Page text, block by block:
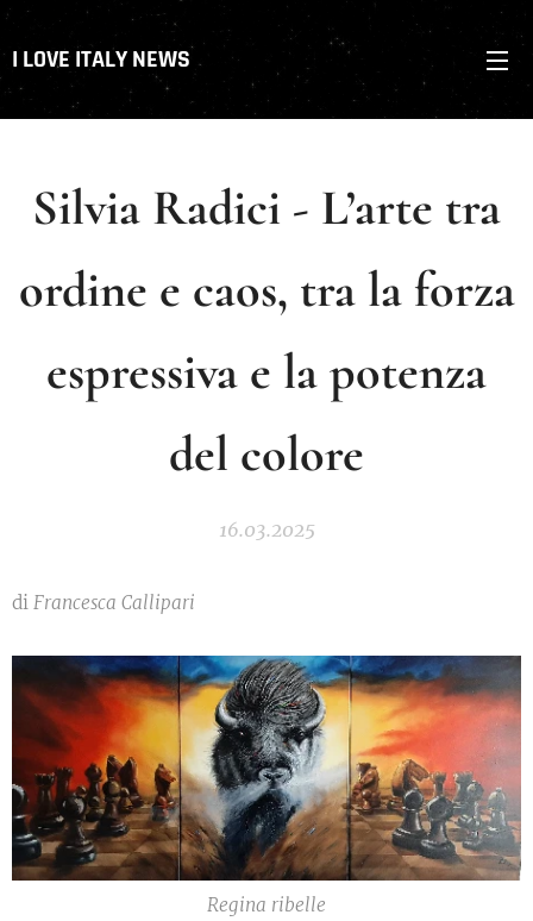
I LOVE ITALY NEWS
Silvia Radici - L’arte tra
ordine e caos, tra la forza
espressiva e la potenza
del colore
16.03.2025
di Francesca Callipari
Regina ribelle